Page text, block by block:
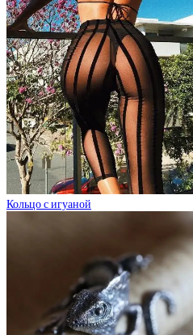
Кольцо с игуаной